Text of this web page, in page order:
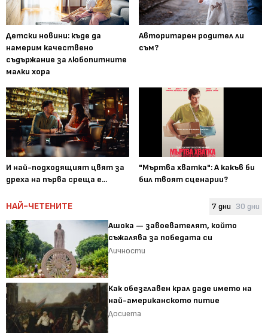
Детски новини: къде да
намерим качествено
съдържание за любопитните
малки хора
Авторитарен родител ли
съм?
И най-подходящият цвят за
дреха на първа среща е...
"Мъртва хватка": А какъв би
бил твоят сценарии?
НАЙ-ЧЕТЕНИТЕ 7 дни 30 дни
Ашока — завоевателят, който
съжалява за победата си
Личности
Как обезглавен крал даде името на
най-американското питие
Досиета